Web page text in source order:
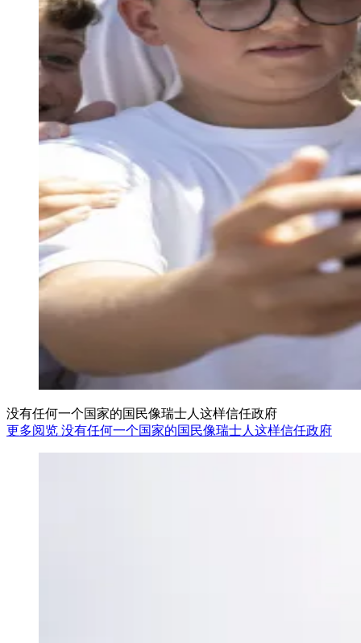
没有任何一个国家的国民像瑞士人这样信任政府
更多阅览 没有任何一个国家的国民像瑞士人这样信任政府